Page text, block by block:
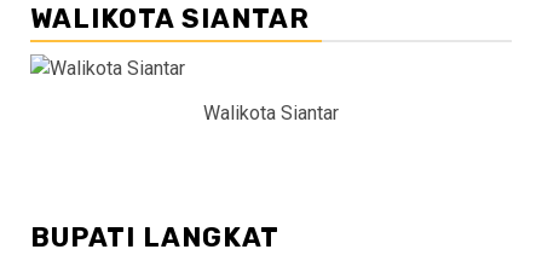
WALIKOTA SIANTAR
Walikota Siantar
BUPATI LANGKAT